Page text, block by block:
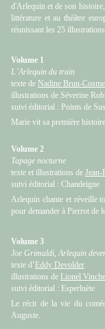
d'Arlequin et de son
littérature et au théâtre
réunissant les 25
Volume 1
L’Arlequin du train
texte de Nadine Brun-Cosme
illustrations de Séverine
suivi éditorial : Points de
Marie vit sa première
Volume 2
Tapage nocturne
texte et illustrations de Jean-
suivi éditorial : Chandeigne
Arlequin chante et réveille
pour demander à Pierrot de
Volume 3
Joe Grimaldi, Arlequin
texte d’Eddy Devolder
illustrations de Lionel Vinche
suivi éditorial : Esperluète
Le récit de la vie du
Auguste.